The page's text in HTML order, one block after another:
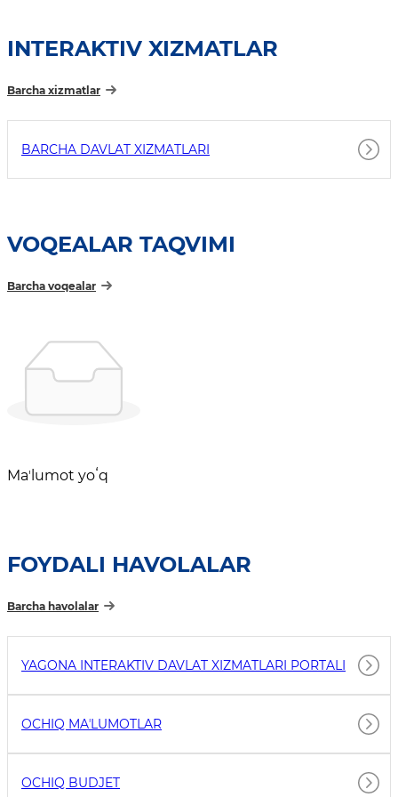
INTERAKTIV XIZMATLAR
Barcha xizmatlar
BARCHA DAVLAT XIZMATLARI
VOQEALAR TAQVIMI
Barcha voqealar
Maʼlumot yoʻq
FOYDALI HAVOLALAR
Barcha havolalar
YAGONA INTERAKTIV DAVLAT XIZMATLARI PORTALI
OCHIQ MAʼLUMOTLAR
OCHIQ BUDJET